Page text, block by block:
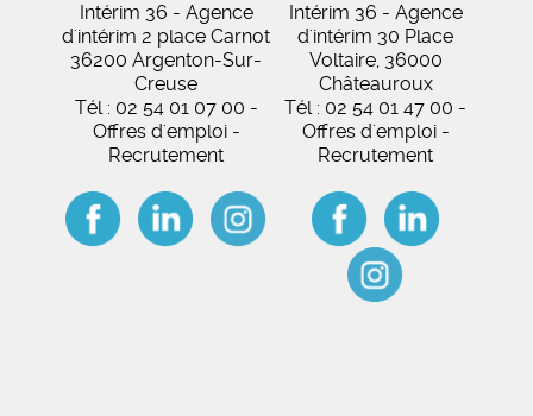
Intérim 36 - Agence
d'intérim 2 place Carnot
36200 Argenton-Sur-
Creuse
Tél : 02 54 01 07 00 -
Offres d'emploi -
Recrutement
Intérim 36 - Agence
d'intérim 30 Place
Voltaire, 36000
Châteauroux
Tél : 02 54 01 47 00 -
Offres d'emploi -
Recrutement